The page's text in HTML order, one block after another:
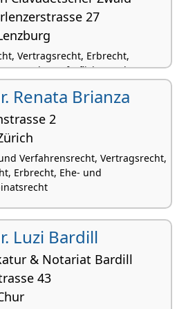
27
Vertragsrecht, Erbrecht,
Haftpflicht- und
Renata Brianza
2
Verfahrensrecht, Vertragsrecht,
Erbrecht, Ehe- und
Luzi Bardill
& Notariat Bardill
43